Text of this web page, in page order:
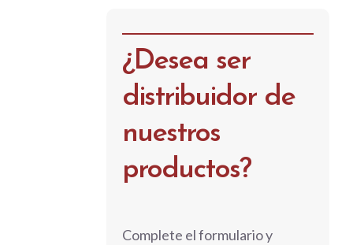
¿Desea ser
distribuidor de
nuestros
productos?
Complete el formulario y